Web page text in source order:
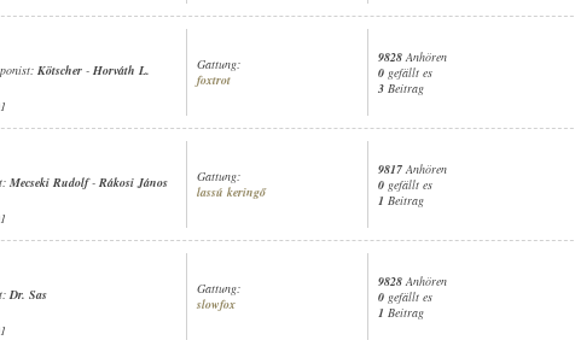
Kötscher - Horváth L.
Gattung:
foxtrot
9828 Anhören
0 gefällt es
3 Beitrag
Mecseki Rudolf- Rákosi János
Gattung:
lassú keringő
9817 Anhören
0 gefällt es
1 Beitrag
Dr. Sas
Gattung:
slowfox
9828 Anhören
0 gefällt es
1 Beitrag